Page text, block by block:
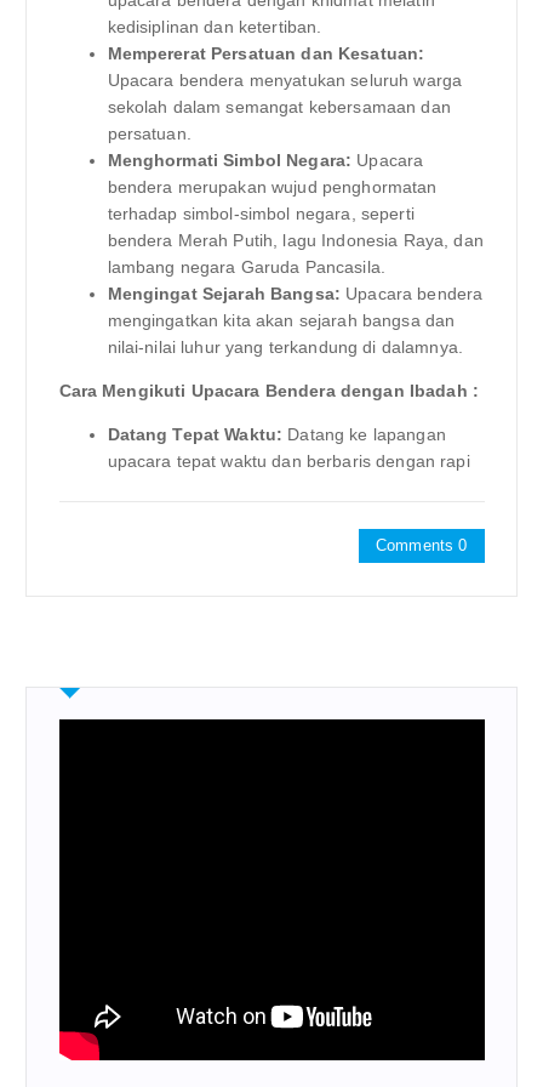
kedisiplinan dan ketertiban.
Mempererat Persatuan dan Kesatuan:
Upacara bendera menyatukan seluruh warga
sekolah dalam semangat kebersamaan dan
persatuan.
Menghormati Simbol Negara: Upacara
bendera merupakan wujud penghormatan
terhadap simbol-simbol negara, seperti
bendera Merah Putih, lagu Indonesia Raya, dan
lambang negara Garuda Pancasila.
Mengingat Sejarah Bangsa: Upacara bendera
mengingatkan kita akan sejarah bangsa dan
nilai-nilai luhur yang terkandung di dalamnya.
Cara Mengikuti Upacara Bendera dengan Ibadah :
Datang Tepat Waktu: Datang ke lapangan
upacara tepat waktu dan berbaris dengan rapi
Comments 0